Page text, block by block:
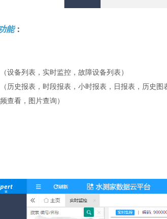
能：
设备列表，实时监控，故障设备列表）
历史报表，时段报表，小时报表，日报表，历史图
查看，图片查询）